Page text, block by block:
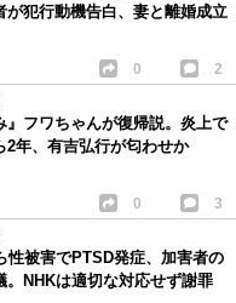
が犯行動機告白、妻と離婚成立
0 2
』フワちゃんが復帰説。炎上で
2年、有吉弘行が匂わせか
0 3
性被害でPTSD発症、加害者の
NHKは適切な対応せず謝罪